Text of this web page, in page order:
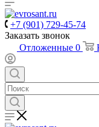
+7 (901) 729-45-74
Заказать звонок
Отложенные 0